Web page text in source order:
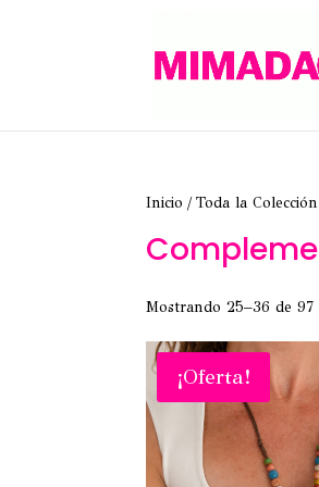
Inicio /Toda la
Mostrando 25–36 de 97
¡Oferta!